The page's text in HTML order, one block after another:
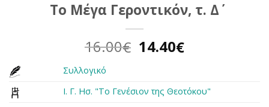
Το Μέγα Γεροντικόν, τ. Δ΄
16.00€ Original
16.00€.
14.40€Η
είναι:
Συλλογικό
Ι. Γ. Ησ. "Το Γενέσιον της Θεοτόκου"